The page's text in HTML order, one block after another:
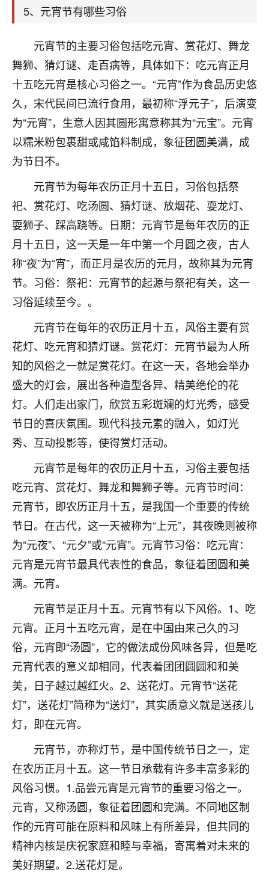
5、元宵节有哪些习俗
元宵节的主要习俗包括吃元宵、赏花灯、舞龙
舞狮、猜灯谜、走百病等，具体如下：吃元宵正月
十五吃元宵是核心习俗之一。“元宵”作为食品历史悠
久，宋代民间已流行食用，最初称“浮元子”，后演变
为“元宵”，生意人因其圆形寓意称其为“元宝”。元宵
以糯米粉包裹甜或咸馅料制成，象征团圆美满，成
为节日不。
元宵节为每年农历正月十五日，习俗包括祭
祀、赏花灯、吃汤圆、猜灯谜、放烟花、耍龙灯、
耍狮子、踩高跷等。日期：元宵节是每年农历的正
月十五日，这一天是一年中第一个月圆之夜，古人
称“夜”为“宵”，而正月是农历的元月，故称其为元宵
节。习俗：祭祀：元宵节的起源与祭祀有关，这一
习俗延续至今。。
元宵节在每年的农历正月十五，风俗主要有赏
花灯、吃元宵和猜灯谜。赏花灯：元宵节最为人所
知的风俗之一就是赏花灯。在这一天，各地会举办
盛大的灯会，展出各种造型各异、精美绝伦的花
灯。人们走出家门，欣赏五彩斑斓的灯光秀，感受
节日的喜庆氛围。现代科技元素的融入，如灯光
秀、互动投影等，使得赏灯活动。
元宵节是每年的农历正月十五，习俗主要包括
吃元宵、赏花灯、舞龙和舞狮子等。元宵节时间：
元宵节，即农历正月十五，是我国一个重要的传统
节日。在古代，这一天被称为“上元”，其夜晚则被称
为“元夜”、“元夕”或“元宵”。元宵节习俗：吃元宵：
元宵是元宵节最具代表性的食品，象征着团圆和美
满。元宵。
元宵节是正月十五。元宵节有以下风俗。1、吃
元宵。正月十五吃元宵，是在中国由来己久的习
俗，元宵即“汤圆”，它的做法成份风味各异，但是吃
元宵代表的意义却相同，代表着团团圆圆和和美
美，日子越过越红火。2、送花灯。元宵节“送花
灯”，送花灯”简称为“送灯”，其实质意义就是送孩儿
灯，即在元宵。
元宵节，亦称灯节，是中国传统节日之一，定
在农历正月十五。这一节日承载有许多丰富多彩的
风俗习惯。1.品尝元宵是元宵节的重要习俗之一。
元宵，又称汤圆，象征着团圆和完满。不同地区制
作的元宵可能在原料和风味上有所差异，但共同的
精神内核是庆祝家庭和睦与幸福，寄寓着对未来的
美好期望。2.送花灯是。
太岁还有一个发钱粮，本来年前的人事调整，拖到年
职第一个就是我，职务无所谓，主要是底薪加了
3000，非常开心，无论如何，感恩感谢！🙏🏻
鹿森：恭喜升职加薪！！，请客吗？�
12小时前 来自北京 32
心心相印
我身体不太好，总是病病殃殃的，去检查又没什么大
题，后来无意中看到有人推荐慧来老师，跟老师聊过
之后，心情豁然开朗，也听老师建议，处理了一些因
果问题。今年以来，身体比以前好多，主要是心情好
了，老师说境随心转，现在深有体会了。
鹿森 ：是的，其实跟老师聊过之后，最大的感
触，首先就是心态会变好，万般皆是命，半点
不由人！
1天前 来自四川
金白水清
我也想找老师看看，有没有人给个联系方式的啊？
鹿森：慧来老师微信：gjsy0624
1天前 来自江西 12
青春168
2天前 来自山西 15
Jessica李
老师做不做超度法事？我想给我奶奶做超度，她今年
刚去世了。
七零老顽童：我母亲前年离世，刚开始我经常
做梦梦见她，后来也是朋友介绍，找到慧来老
师，安排了超度法事，做梦再也没有梦到过
超度，现在看来，人不信也不行。
2天前 来自云南 11
优秀的张同学
老师收徒吗？？我对这些很感兴趣
2天前 来自山西 15